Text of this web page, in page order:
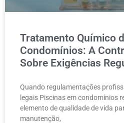
Tratamento Químico
Condomínios: A
Sobre Exigências
Quando regulamentações
legais Piscinas em condomínios
elemento de qualidade de vida
manutenção,